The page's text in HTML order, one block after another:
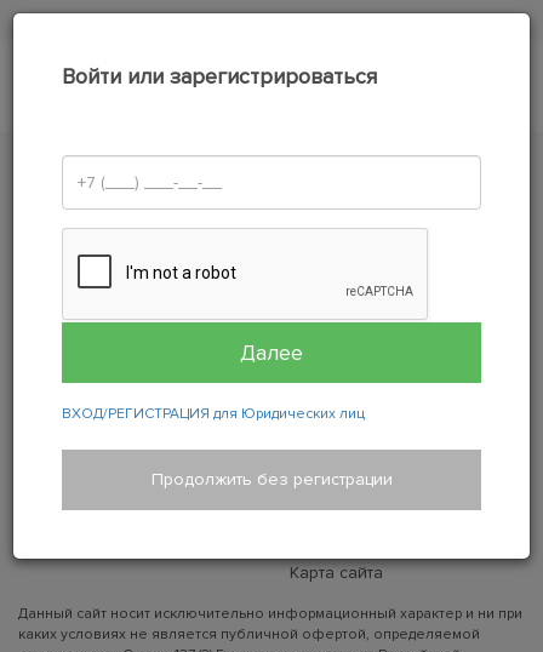
+7(812) 201-01-01
РАСШИРЕННАЯ ГАРАНТИЯ:
HANKOOK
Оформление заказа
Войти или зарегистрироваться
ВХОД/РЕГИСТРАЦИЯ для Юридических лиц
Продолжить без регистрации
© 2009—2025, ООО
«Зелёная шина»
Контакты
Бренды шин
Карта сайта
Данный сайт носит исключительно информационный характер и ни при
каких условиях не является публичной офертой, определяемой